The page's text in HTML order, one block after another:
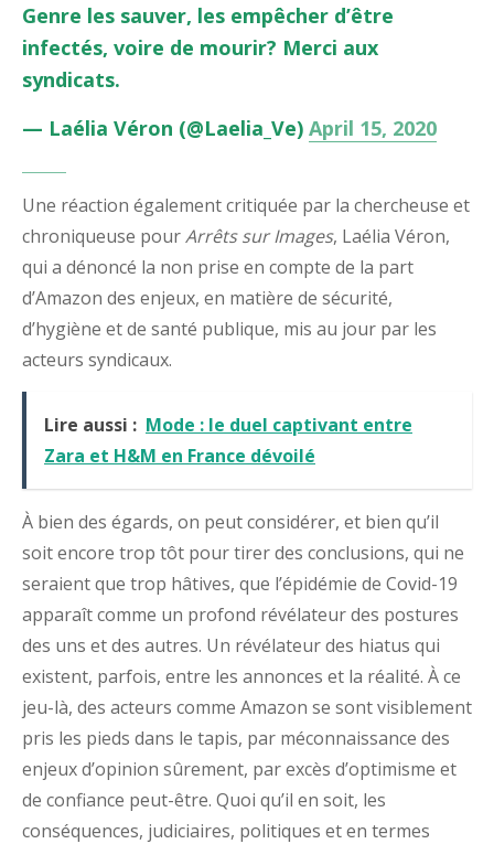
Genre les sauver, les empêcher d’être
infectés, voire de mourir? Merci aux
syndicats.
— Laélia Véron (@Laelia_Ve) April 15, 2020
Une réaction également critiquée par la chercheuse et
chroniqueuse pourArrêts sur Images, Laélia Véron,
qui a dénoncé la non prise en compte de la part
d’Amazon des enjeux, en matière de sécurité,
d’hygiène et de santé publique, mis au jour par les
acteurs syndicaux.
Lire aussi : Mode : le duel captivant entre
Zara et H&M en France dévoilé
À bien des égards, on peut considérer, et bien qu’il
soit encore trop tôt pour tirer des conclusions, qui ne
seraient que trop hâtives, que l’épidémie de Covid-19
apparaît comme un profond révélateur des postures
des uns et des autres. Un révélateur des hiatus qui
existent, parfois, entre les annonces et la réalité. À ce
jeu-là, des acteurs comme Amazon se sont visiblement
pris les pieds dans le tapis, par méconnaissance des
enjeux d’opinion sûrement, par excès d’optimisme et
de confiance peut-être. Quoi qu’il en soit, les
conséquences, judiciaires, politiques et en termes